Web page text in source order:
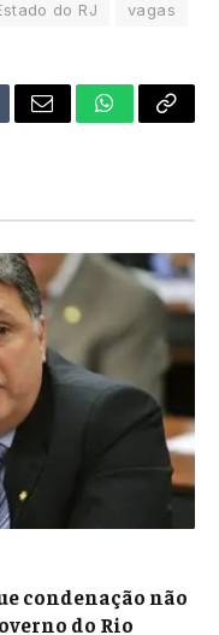
do RJ vagas
Email WhatsApp
Copy
condenação não
do Rio